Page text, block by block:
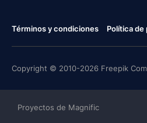
Términos y condiciones Política de
Copyright © 2010-2026 Freepik
Proyectos de Magnific